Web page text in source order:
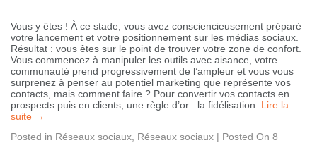
Vous y êtes ! À ce stade, vous avez consciencieusement préparé
votre lancement et votre positionnement sur les médias sociaux.
Résultat : vous êtes sur le point de trouver votre zone de confort.
Vous commencez à manipuler les outils avec aisance, votre
communauté prend progressivement de l’ampleur et vous vous
surprenez à penser au potentiel marketing que représente vos
contacts, mais comment faire ? Pour convertir vos contacts en
prospects puis en clients, une règle d’or : la fidélisation. Lire la
suite →
Posted in Réseaux sociaux Réseaux sociaux | Posted On 8